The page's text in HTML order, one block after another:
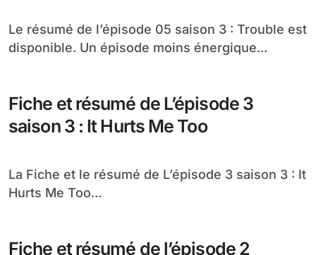
Le résumé de l’épisode 05 saison 3 : Trouble est
disponible. Un épisode moins énergique...
Fiche et résumé de L’épisode 3
saison 3 : It Hurts Me Too
La Fiche et le résumé de L’épisode 3 saison 3 : It
Hurts Me Too...
Fiche et résumé de l’épisode 2